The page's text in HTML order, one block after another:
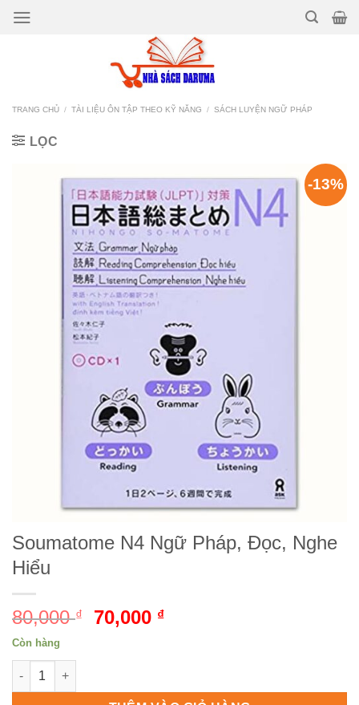
Bỏ
TRANG CHỦ / TÀI LIỆU ÔN TẬP THEO KỸ NĂNG / SÁCH LUYỆN NGỮ PHÁP
LỌC
-13%
Soumatome N4 Ngữ Pháp, Đọc, Nghe
Hiểu
80,000₫
Giá
70,000 ₫
70,000 ₫.
Còn hàng
Soumatome N4 Ngữ Pháp, Đọc, Nghe Hiểu số lượng